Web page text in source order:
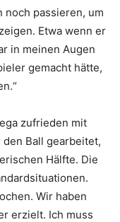
noch passieren, um
Etwa wenn er
in meinen Augen
gemacht hätte,
zufrieden mit
Ball gearbeitet,
Hälfte. Die
Wir haben
erzielt. Ich muss